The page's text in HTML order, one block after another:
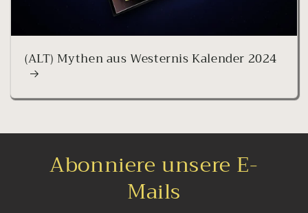
(ALT) Mythen aus Westernis Kalender 2024
Abonniere unsere E-
Mails